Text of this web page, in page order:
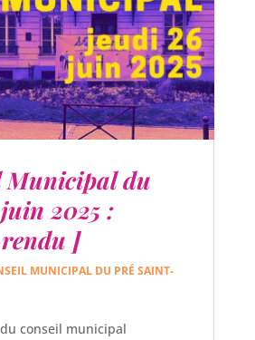
Municipal du
2025 :
]
MUNICIPAL DU PRÉ SAINT-
conseil municipal